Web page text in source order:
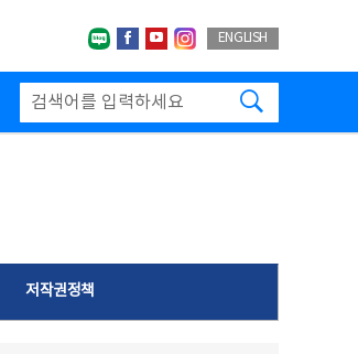
네이버블로그
페이스북
유투브인스타그랩
ENGLISH
저작권정책